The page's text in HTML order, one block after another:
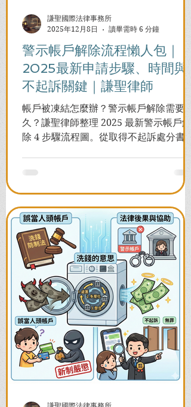
警示帳戶解除流程懶人包｜
2025最新申請步驟、時間與
不起訴關鍵｜謙聖律師
帳戶被凍結怎麼辦？警示帳戶解除需要多
久？謙聖律師整理 2025 最新警示帳戶解
除 4 步驟流程圖。從取得不起訴處分書到
謙聖國際法律事務所
2025年12月8日
讀畢需時 6 分鐘